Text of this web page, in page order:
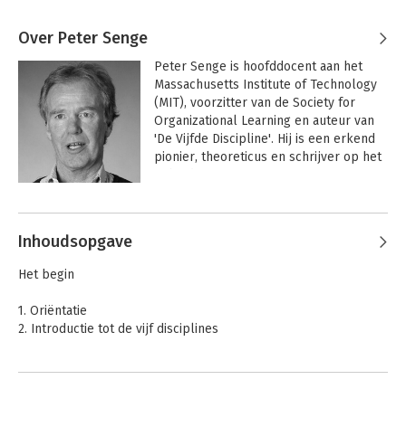
Over Peter Senge
Peter Senge is hoofddocent aan het
Massachusetts Institute of Technology
(MIT), voorzitter van de Society for
Organizational Learning en auteur van
'De Vijfde Discipline'. Hij is een erkend
pionier, theoreticus en schrijver op het
Andere boeken door Peter Senge
Inhoudsopgave
Het begin
1. Oriëntatie
2. Introductie tot de vijf disciplines